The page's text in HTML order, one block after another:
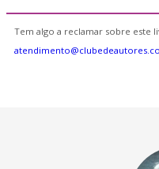
Tem algo a reclamar sobre este